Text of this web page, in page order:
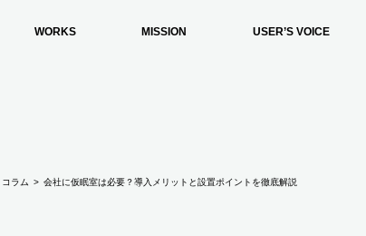
WORKS MISSION USER’S VOICE
コラム 会社に仮眠室は必要？導入メリットと設置ポイントを徹底解説